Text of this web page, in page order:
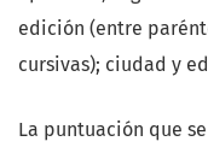
edición (entre
cursivas); ciudad y
La puntuación que